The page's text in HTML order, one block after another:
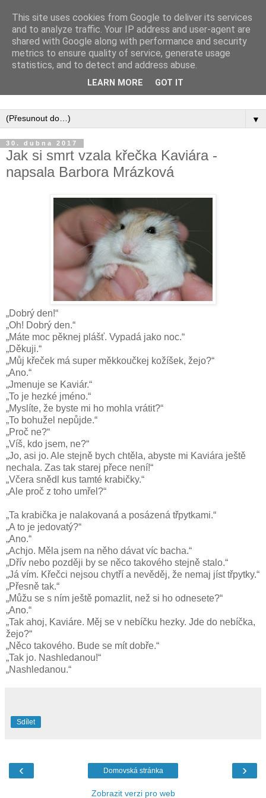
Inspirujte se tím, co píší posluchači kurzů a co se na nich
▼
30. dubna 2017
Jak si smrt vzala křečka Kaviára -
napsala Barbora Mrázková
„Dobrý den!“
„Oh! Dobrý den.“
„Máte moc pěknej plášť. Vypadá jako noc.“
„Děkuji.“
„Můj křeček má super měkkoučkej kožíšek, žejo?“
„Ano.“
„Jmenuje se Kaviár.“
„To je hezké jméno.“
„Myslíte, že byste mi ho mohla vrátit?“
„To bohužel nepůjde.“
„Proč ne?“
„Víš, kdo jsem, ne?“
„Jo, asi jo. Ale stejně bych chtěla, abyste mi Kaviára ještě
nechala. Zas tak starej přece není!“
„Včera snědl kus tamté krabičky.“
„Ale proč z toho umřel?“
„Ta krabička je nalakovaná a posázená třpytkami.“
„A to je jedovatý?“
„Ano.“
„Achjo. Měla jsem na něho dávat víc bacha.“
„Dřív nebo později by se něco takového stejně stalo.“
„Já vím. Křečci nejsou chytří a nevěděj, že nemaj jíst třpytky.“
„Přesně tak.“
„Můžu se s ním ještě pomazlit, než si ho odnesete?“
„Ano.“
„Tak ahoj, Kaviáre. Měj se v nebíčku hezky. Jde do nebíčka,
žejo?“
„Něco takového. Bude se mít dobře.“
„Tak jo. Nashledanou!“
„Nashledanou.“
Sdílet
‹ ›
Domovská stránka
Zobrazit verzi pro web
This site uses cookies from Google to deliver its services
and to analyze traffic. Your IP address and user-agent are
shared with Google along with performance and security
metrics to ensure quality of service, generate usage
statistics, and to detect and address abuse.
LEARN MORE GOT IT